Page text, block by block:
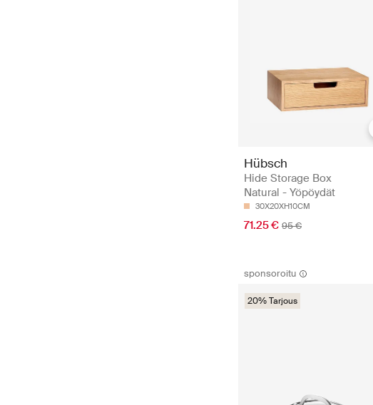
Hübsch
Hide Storage Box
Natural - Yöpöydät
30X20XH10CM
71.25 € 95 €
sponsoroitu
20% Tarjous